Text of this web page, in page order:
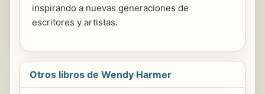
inspirando a nuevas generaciones de
escritores y artistas.
Otros libros de Wendy Harmer